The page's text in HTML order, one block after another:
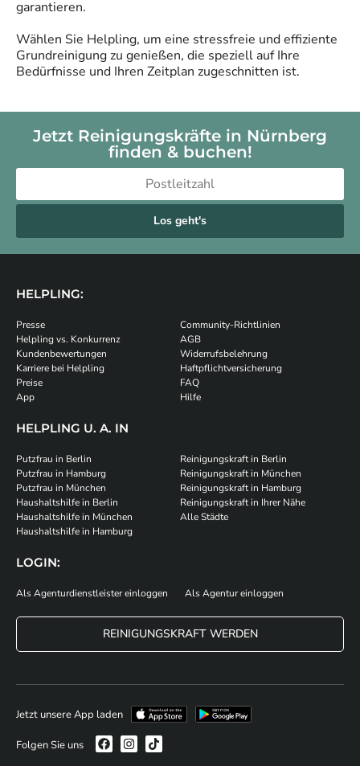
garantieren.
Wählen Sie Helpling, um eine stressfreie und effiziente
Grundreinigung zu genießen, die speziell auf Ihre
Bedürfnisse und Ihren Zeitplan zugeschnitten ist.
Jetzt Reinigungskräfte in Nürnberg
finden & buchen!
Los geht's
HELPLING:
Presse
Helpling vs. Konkurrenz
Kundenbewertungen
Karriere bei Helpling
Preise
App
Community-Richtlinien
AGB
Widerrufsbelehrung
Haftpflichtversicherung
FAQ
Hilfe
HELPLING U. A. IN
Putzfrau in Berlin
Putzfrau in Hamburg
Putzfrau in München
Haushaltshilfe in Berlin
Haushaltshilfe in München
Haushaltshilfe in Hamburg
Reinigungskraft in Berlin
Reinigungskraft in München
Reinigungskraft in Hamburg
Reinigungskraft in Ihrer Nähe
Alle Städte
LOGIN:
Als Agenturdienstleister einloggen Als Agentur einloggen
REINIGUNGSKRAFT WERDEN
Jetzt unsere App laden
Folgen Sie uns